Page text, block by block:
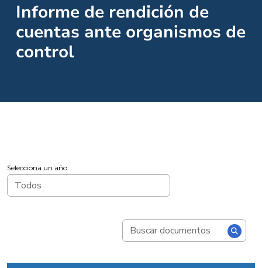
Informe de rendición de
cuentas ante organismos de
control
Selecciona un año